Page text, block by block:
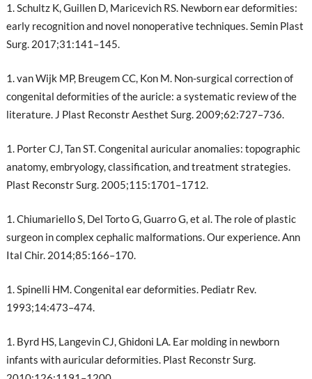
Schultz K, Guillen D, Maricevich RS. Newborn ear deformities:
early recognition and novel nonoperative techniques. Semin Plast
Surg. 2017;31:141–145.
van Wijk MP, Breugem CC, Kon M. Non-surgical correction of
congenital deformities of the auricle: a systematic review of the
literature. J Plast Reconstr Aesthet Surg. 2009;62:727–736.
Porter CJ, Tan ST. Congenital auricular anomalies: topographic
anatomy, embryology, classification, and treatment strategies.
Plast Reconstr Surg. 2005;115:1701–1712.
Chiumariello S, Del Torto G, Guarro G, et al. The role of plastic
surgeon in complex cephalic malformations. Our experience. Ann
Ital Chir. 2014;85:166–170.
Spinelli HM. Congenital ear deformities. Pediatr Rev.
1993;14:473–474.
Byrd HS, Langevin CJ, Ghidoni LA. Ear molding in newborn
infants with auricular deformities. Plast Reconstr Surg.